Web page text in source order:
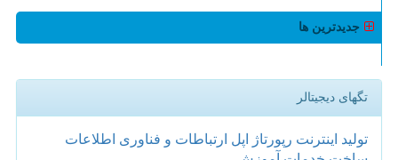
جدیدترین ها
تگهای دیجیتالر
تولید اینترنت رپورتاژ اپل ارتباطات و فناوری اطلاعات